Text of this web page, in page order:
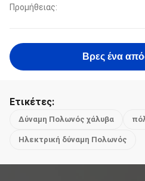
Προμήθειας:
Βρες ένα
Ετικέτες:
Δύναμη Πολωνός χάλυβα
Ηλεκτρική δύναμη Πολωνός